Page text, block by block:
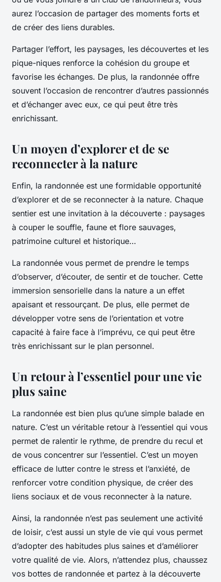
aurez l’occasion de partager des moments forts et
de créer des liens durables.
Partager l’effort, les paysages, les découvertes et les
pique-niques renforce la cohésion du groupe et
favorise les échanges. De plus, la randonnée offre
souvent l’occasion de rencontrer d’autres passionnés
et d’échanger avec eux, ce qui peut être très
enrichissant.
Un moyen d’explorer et de se
reconnecter à la nature
Enfin, la randonnée est une formidable opportunité
d’explorer et de se reconnecter à la nature. Chaque
sentier est une invitation à la découverte : paysages
à couper le souffle, faune et flore sauvages,
patrimoine culturel et historique…
La randonnée vous permet de prendre le temps
d’observer, d’écouter, de sentir et de toucher. Cette
immersion sensorielle dans la nature a un effet
apaisant et ressourçant. De plus, elle permet de
développer votre sens de l’orientation et votre
capacité à faire face à l’imprévu, ce qui peut être
très enrichissant sur le plan personnel.
Un retour à l’essentiel pour une vie
plus saine
La randonnée est bien plus qu’une simple balade en
nature. C’est un véritable retour à l’essentiel qui vous
permet de ralentir le rythme, de prendre du recul et
de vous concentrer sur l’essentiel. C’est un moyen
efficace de lutter contre le stress et l’anxiété, de
renforcer votre condition physique, de créer des
liens sociaux et de vous reconnecter à la nature.
Ainsi, la randonnée n’est pas seulement une activité
de loisir, c’est aussi un style de vie qui vous permet
d’adopter des habitudes plus saines et d’améliorer
votre qualité de vie. Alors, n’attendez plus, chaussez
vos bottes de randonnée et partez à la découverte